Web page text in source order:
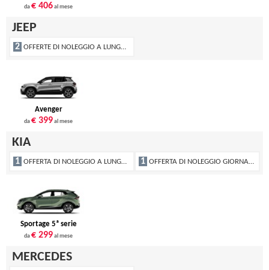
da€ 406 al mese
JEEP
2 OFFERTE DI NOLEGGIO A LUNGO TERMINE
Avenger
da€ 399 al mese
KIA
1 OFFERTA DI NOLEGGIO A LUNGO TERMINE 1 OFFERTA DI NOLEGGIO GIORNALIERO
Sportage 5ª serie
da€ 299 al mese
MERCEDES